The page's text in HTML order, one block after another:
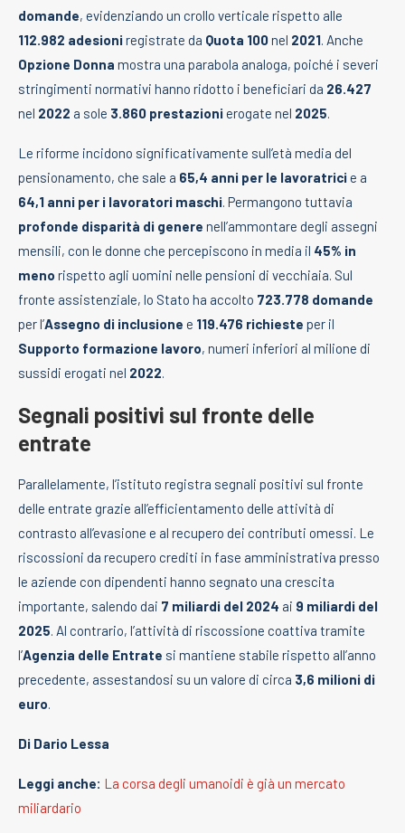
domande, evidenziando un crollo verticale rispetto alle
112.982 adesioniregistrate da Quota 100nel 2021. Anche
Opzione Donna mostra una parabola analoga, poiché i severi
stringimenti normativi hanno ridotto i beneficiari da 26.427
nel 2022 a sole 3.860 prestazionierogate nel 2025.
Le riforme incidono significativamente sull’età media del
pensionamento, che sale a 65,4 anni per le lavoratricie a
64,1 anni per i lavoratori maschi. Permangono tuttavia
profonde disparità di genere nell’ammontare degli assegni
mensili, con le donne che percepiscono in media il 45% in
meno rispetto agli uomini nelle pensioni di vecchiaia. Sul
fronte assistenziale, lo Stato ha accolto 723.778 domande
per l’Assegno di inclusione e 119.476 richieste per il
Supporto formazione lavoro, numeri inferiori al milione di
sussidi erogati nel 2022.
Segnali positivi sul fronte delle
entrate
Parallelamente, l’istituto registra segnali positivi sul fronte
delle entrate grazie all’efficientamento delle attività di
contrasto all’evasione e al recupero dei contributi omessi. Le
riscossioni da recupero crediti in fase amministrativa presso
le aziende con dipendenti hanno segnato una crescita
importante, salendo dai 7 miliardi del 2024 ai 9 miliardi del
2025. Al contrario, l’attività di riscossione coattiva tramite
l’Agenzia delle Entrate si mantiene stabile rispetto all’anno
precedente, assestandosi su un valore di circa 3,6 milioni di
euro.
Di Dario Lessa
Leggi anche: La corsa degli umanoidi è già un mercato
miliardario